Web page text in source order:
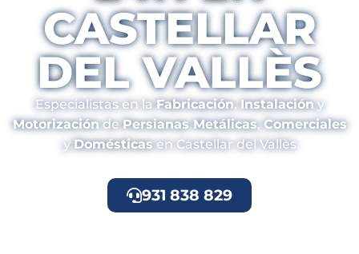
CASTELLAR
DEL VALLÈS
Especialistas en laFabricación,Instalacióny
MotorizacióndePersianas Metálicas,Comerciales
yDomésticasen Castellar del Vallès
931 838 829